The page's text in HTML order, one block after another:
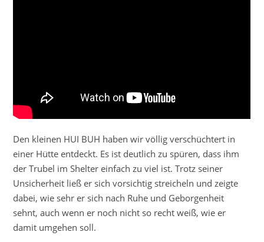
Den kleinen HUI BUH haben wir völlig verschüchtert in
einer Hütte entdeckt. Es ist deutlich zu spüren, dass ihm
der Trubel im Shelter einfach zu viel ist. Trotz seiner
Unsicherheit ließ er sich vorsichtig streicheln und zeigte
dabei, wie sehr er sich nach Ruhe und Geborgenheit
sehnt, auch wenn er noch nicht so recht weiß, wie er
damit umgehen soll.